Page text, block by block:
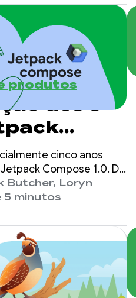
produtos
dos 5
cinco anos
Compose 1.0. Da
de julho de 2021, até
vimos as APIs
momento para
Butcher, Loryn
5 minutos